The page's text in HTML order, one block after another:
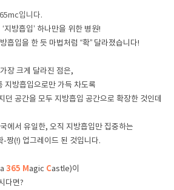
입니다.
지방흡입’ 하나만을 위한 병원!
흡입을 한 듯 마법처럼 “확” 달라졌습니다!
장 크게 달라진 점은,
지방흡입으로만 가득 차도록
던 공간을 모두 지방흡입 공간으로 확장한 것인데
에서 유일한, 오직 지방흡입만 집중하는
-짱(!) 업그레이드 된 것입니다.
365 Magic Castle)이
다면?